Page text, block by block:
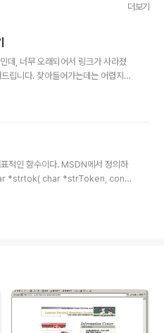
더보기
데, 너무 오래되어서 링크가 사라졌
립니다. 찾아들어가는데는 어렵지
적인 함수이다. MSDN에서 정의하
*strtok( char *strToken, const
의 특징을 살펴보자. 첫째, strDelim